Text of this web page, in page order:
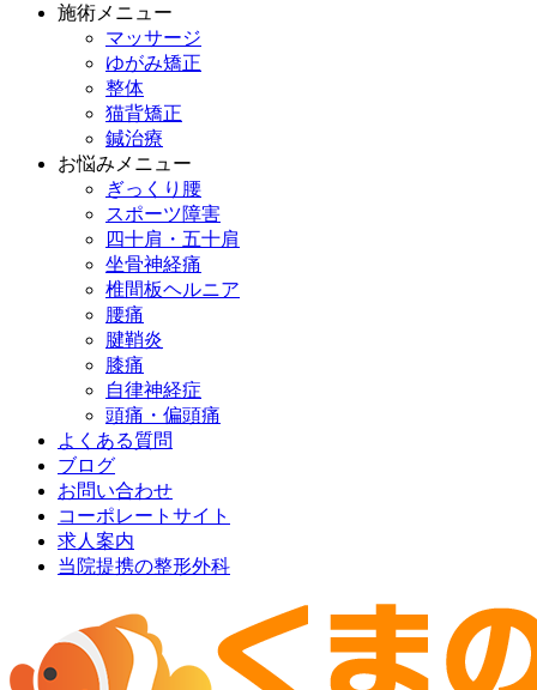
施術メニュー
マッサージ
ゆがみ矯正
整体
猫背矯正
鍼治療
お悩みメニュー
ぎっくり腰
スポーツ障害
四十肩・五十肩
坐骨神経痛
椎間板ヘルニア
腰痛
腱鞘炎
膝痛
自律神経症
頭痛・偏頭痛
よくある質問
ブログ
お問い合わせ
コーポレートサイト
求人案内
当院提携の整形外科